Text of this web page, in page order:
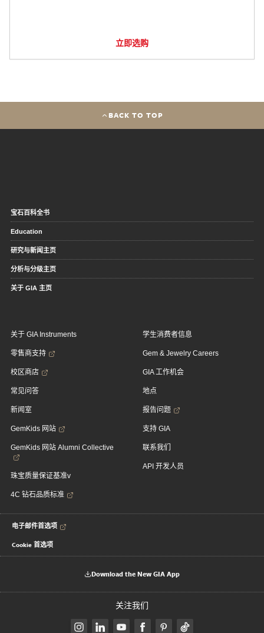
立即选购
BACK TO TOP
宝石百科全书
Education
研究与新闻主页
分析与分级主页
关于 GIA 主页
关于 GIA Instruments
零售商支持
校区商店
常见问答
新闻室
GemKids 网站
GemKids 网站 Alumni Collective
珠宝质量保证基准v
4C 钻石品质标准
学生消费者信息
Gem & Jewelry Careers
GIA 工作机会
地点
报告问题
支持 GIA
联系我们
API 开发人员
电子邮件首选项
Cookie 首选项
Download the New GIA App
关注我们